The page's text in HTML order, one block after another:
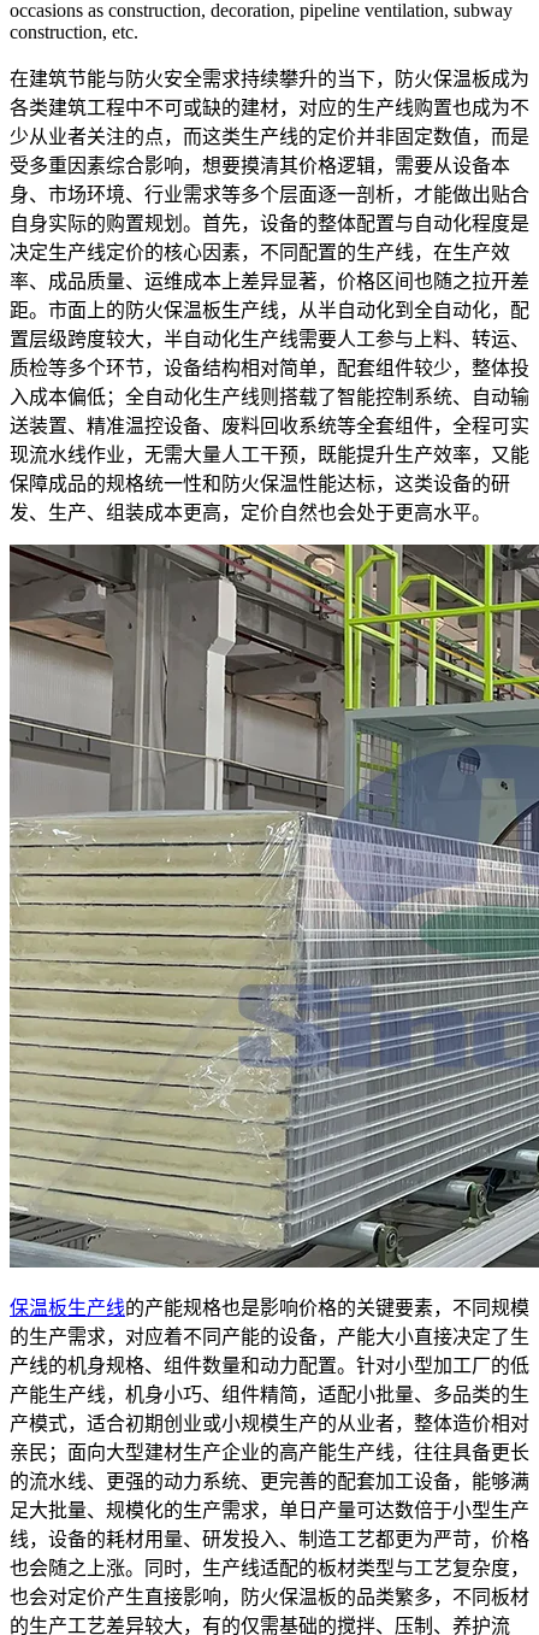
occasions as construction, decoration, pipeline ventilation, subway
construction, etc.
在建筑节能与防火安全需求持续攀升的当下，防火保温板成为
各类建筑工程中不可或缺的建材，对应的生产线购置也成为不
少从业者关注的点，而这类生产线的定价并非固定数值，而是
受多重因素综合影响，想要摸清其价格逻辑，需要从设备本
身、市场环境、行业需求等多个层面逐一剖析，才能做出贴合
自身实际的购置规划。首先，设备的整体配置与自动化程度是
决定生产线定价的核心因素，不同配置的生产线，在生产效
率、成品质量、运维成本上差异显著，价格区间也随之拉开差
距。市面上的防火保温板生产线，从半自动化到全自动化，配
置层级跨度较大，半自动化生产线需要人工参与上料、转运、
质检等多个环节，设备结构相对简单，配套组件较少，整体投
入成本偏低；全自动化生产线则搭载了智能控制系统、自动输
送装置、精准温控设备、废料回收系统等全套组件，全程可实
现流水线作业，无需大量人工干预，既能提升生产效率，又能
保障成品的规格统一性和防火保温性能达标，这类设备的研
发、生产、组装成本更高，定价自然也会处于更高水平。
保温板生产线的产能规格也是影响价格的关键要素，不同规模
的生产需求，对应着不同产能的设备，产能大小直接决定了生
产线的机身规格、组件数量和动力配置。针对小型加工厂的低
产能生产线，机身小巧、组件精简，适配小批量、多品类的生
产模式，适合初期创业或小规模生产的从业者，整体造价相对
亲民；面向大型建材生产企业的高产能生产线，往往具备更长
的流水线、更强的动力系统、更完善的配套加工设备，能够满
足大批量、规模化的生产需求，单日产量可达数倍于小型生产
线，设备的耗材用量、研发投入、制造工艺都更为严苛，价格
也会随之上涨。同时，生产线适配的板材类型与工艺复杂度，
也会对定价产生直接影响，防火保温板的品类繁多，不同板材
的生产工艺差异较大，有的仅需基础的搅拌、压制、养护流